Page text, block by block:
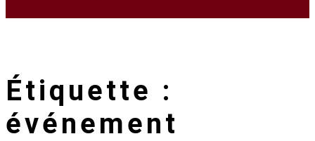
Étiquette :
événement